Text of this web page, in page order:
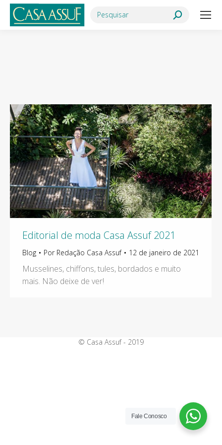
Search:
Editorial de moda Casa Assuf 2021
Blog Por Redação Casa Assuf 12 de janeiro de 2021
Musselines, chiffons, tules, bordados e muito
mais. Não deixe de ver!
© Casa Assuf - 2019
Fale Conosco